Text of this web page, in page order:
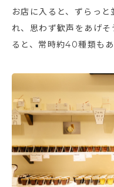
お店に入ると、ずらっと
れ、思わず歓声をあげ
ると、常時約40種類もあ